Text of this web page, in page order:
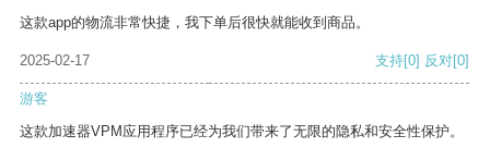
这款app的物流非常快捷，我下单后很快就能收到商品。
2025-02-17 支持[0] 反对[0]
游客
这款加速器VPM应用程序已经为我们带来了无限的隐私和安全性保护。